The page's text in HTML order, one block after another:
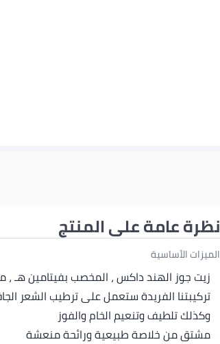
نظرة عامة على المنتج
الميزات الأساسية
زيت جوز الهند داكس ، المخصب بفيتامين هـ
تركيبتنا الفريدة ستعمل على ترطيب الشعر
وكذلك تلطيف وتنعيم الخام والفوز
مشتق من خلاصة طبيعية ورائحة منعشة